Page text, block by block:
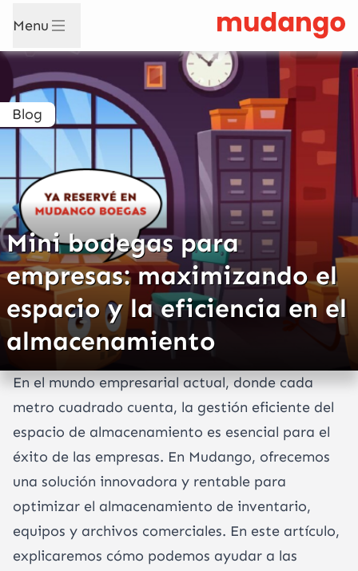
Menu
Mini bodegas para
empresas: maximizando el
espacio y la eficiencia en el
almacenamiento
Blog
En el mundo empresarial actual, donde cada
metro cuadrado cuenta, la gestión eficiente del
espacio de almacenamiento es esencial para el
éxito de las empresas. En Mudango, ofrecemos
una solución innovadora y rentable para
optimizar el almacenamiento de inventario,
equipos y archivos comerciales. En este artículo,
explicaremos cómo podemos ayudar a las